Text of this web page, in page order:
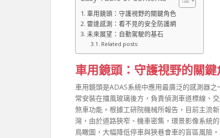
車用鏡頭：守護視野的關鍵角色
雷達感測：看不見的安全防護網
未來展望：自動駕駛的基石
Related posts:
車用鏡頭：守護視野的關鍵
車用鏡頭是ADAS系統中應用最廣泛的感測器
常安裝在擋風玻璃後方，負責偵測車道標線、
煞車功能。根據工研院機械所報告，目前主流
灣，由於道路狹窄、機車密集，環景影像系
鳥瞰圖，大幅降低停車與狹巷會車的盲區風險